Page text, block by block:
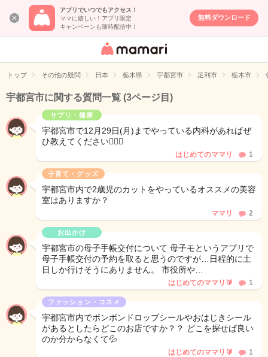
アプリでいつでもアクセス！
ママに嬉しい！アプリ限定
キャンペーンも随時配信中！
無料ダウンロード
女性専用匿名QA
イト
トップ その他の疑問 日本 栃木県 宇都宮市 足利市 栃木市
宇都宮市に関する質問一覧 (3ページ目)
サプリ・健康
宇都宮市で12月29日(月)までやっている内科があればぜ
ひ教えてください🙇🏻‍♂️
はじめてのママリ 1
子育て・グッズ
宇都宮市内で2歳児のカットをやっているオススメの美容
室はありますか？
ママリ 2
お出かけ
宇都宮市の母子手帳交付について 母子モというアプリで
母子手帳交付の予約を取ると思うのですが…日程的に土
日しか行けそうにありません。 市役所や…
はじめてのママリ🔰 1
ファッション・コスメ
宇都宮市内でボンボンドロップシールやおはじきシール
があるとしたらどこのお店ですか？？ どこを探せば良い
のか分からなくて💦
はじめてのママリ🔰 1